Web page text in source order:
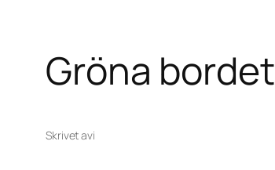
Gröna bordet
Skrivet avi